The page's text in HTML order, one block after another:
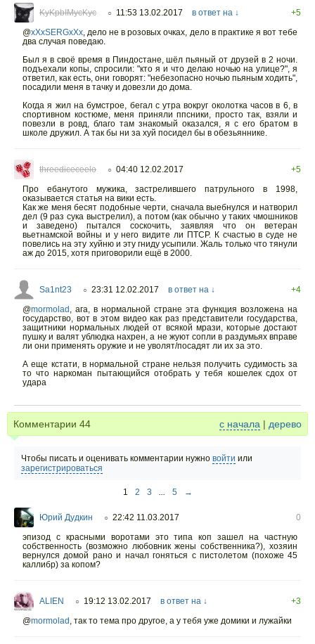
KyKpbIMycKyc ○ 11:53 13.02.2017 в ответ на ↓
+5
@xXxSERGxXx дело не в розовых очках, дело в практике я вот тебе
два случая поведаю.
Был я в своё время в Пиндостане, шёл пьяный от друзей в 2 ночи.
подъехали копы, спросили: "кто я и что делаю ночью на улице?", я
ответил, как есть, они говорят: "небезопасно ночью пьяным ходить",
посадили меня в тачку и довезли до дома.
Когда я жил на бумстрое, бегал с утра вокруг околотка часов в 6, в
спортивном костюме, меня приняли ппсники, просто так, взяли и
повезли в ровд, благо там знакомый оказался, я с его братом в
школе дружил. А так бы ни за хуй посидел бы в обезьяннике.
threediceceelo ○ 04:40 12.02.2017
+5
Про ебанутого мужика, застрелившего патрульного в 1998,
оказывается статья на вики есть.
Как же меня бесят подобные черти, сначала выебнулся и натворил
дел (9 раз сука выстрелил), а потом (как обычно у таких чмошников
и заведено) пытался соскочить, заявляя что он ветеран
вьетнамской войны и у него видите ли ПТСР. К счастью в суде не
повелись на эту хуйню и эту гниду усыпили. Жаль только что тянули
аж до 2015, хотя приговорили ещё в 2000.
Sa1nt23 ○ 23:31 12.02.2017 в ответ на ↓
+4
@mormolad
ага, в нормальной стране эта функция возложена на
государство, вот в этом видео как раз представители государства,
защитники нормальных людей от всякой мрази, которые достают
пушку и валят ублюдка нахрен, а не жуют сопли в раздумьях вправе
ли они применять оружие и не уволят/посадят ли их за это.
А еще кстати, в нормальной стране нельзя получить судимость за
то что наркоман пытающийся отобрать у тебя кошелек сдох от
удара
Комментарии 44 с начала | дерево
Чтобы писать и оценивать комментарии нужно войти или
зарегистрироваться
1 2 3 5 →
Юрий Дудкин ○ 22:42 11.03.2017
0
эпизод с красными воротами это типа коп зашел на частную
собственность (возможно любовник жены собственника?), хозяин
вернулся домой рано и начал гоняться с пистолетом (похоже 45
каллибр) за копом?
ALIEN ○ 19:12 13.02.2017 в ответ на ↓
+3
@mormolad так то тема про другое, а у тебя уже домики и лужайки